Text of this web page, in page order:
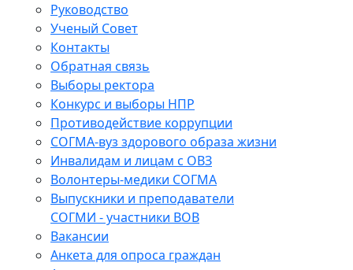
Руководство
Ученый Совет
Контакты
Обратная связь
Выборы ректора
Конкурс и выборы НПР
Противодействие коррупции
СОГМА-вуз здорового образа жизни
Инвалидам и лицам с ОВЗ
Волонтеры-медики СОГМА
Выпускники и преподаватели
СОГМИ - участники ВОВ
Вакансии
Анкета для опроса граждан